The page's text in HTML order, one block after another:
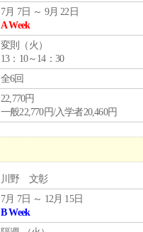
7月 7日 ～ 9月 22日
A Week
変則（火）
13：10～14：30
全6回
22,770円
一般22,770円/入学者20,460円
川野 文彰
7月 7日 ～ 12月 15日
B Week